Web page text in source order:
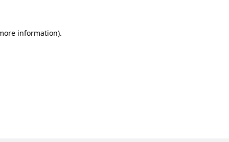
information).